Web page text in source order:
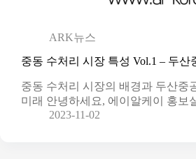
ARK뉴스
중동 수처리 시장 특성 Vol.1 – 두산
중동 수처리 시장의 배경과 두산중
미래 안녕하세요, 에이알케이 홍보
2023-11-02